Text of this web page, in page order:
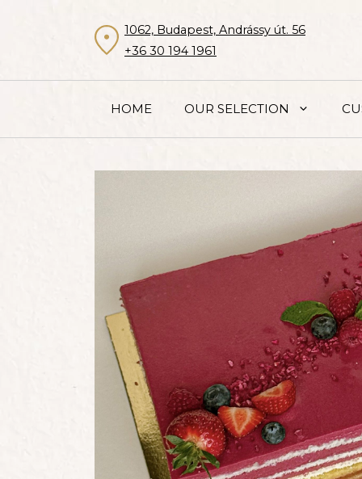
1062, Budapest, Andrássy út. 56
+36 30 194 1961
HOME OUR SELECTION
MACARONS, COOKIES, BISCUITS
ACCESSORIES